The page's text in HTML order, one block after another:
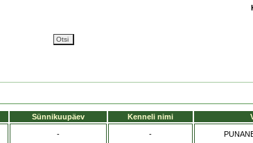
Sünnikuupäev Kenneli nimi
- -